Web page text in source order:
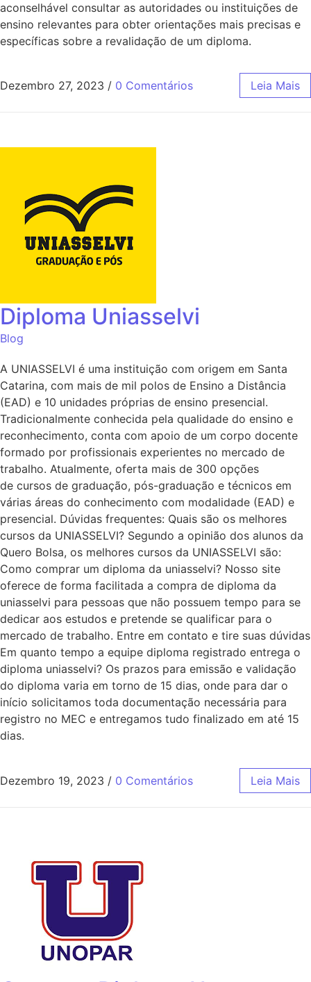
aconselhável consultar as autoridades ou instituições de
ensino relevantes para obter orientações mais precisas e
específicas sobre a revalidação de um diploma.
Dezembro 27, 2023 / 0 Comentários Leia Mais
Diploma Uniasselvi
Blog
A UNIASSELVI é uma instituição com origem em Santa
Catarina, com mais de mil polos de Ensino a Distância
(EAD) e 10 unidades próprias de ensino presencial.
Tradicionalmente conhecida pela qualidade do ensino e
reconhecimento, conta com apoio de um corpo docente
formado por profissionais experientes no mercado de
trabalho. Atualmente, oferta mais de 300 opções
de cursos de graduação, pós-graduação e técnicos em
várias áreas do conhecimento com modalidade (EAD) e
presencial. Dúvidas frequentes: Quais são os melhores
cursos da UNIASSELVI? Segundo a opinião dos alunos da
Quero Bolsa, os melhores cursos da UNIASSELVI são:
Como comprar um diploma da uniasselvi? Nosso site
oferece de forma facilitada a compra de diploma da
uniasselvi para pessoas que não possuem tempo para se
dedicar aos estudos e pretende se qualificar para o
mercado de trabalho. Entre em contato e tire suas dúvidas
Em quanto tempo a equipe diploma registrado entrega o
diploma uniasselvi? Os prazos para emissão e validação
do diploma varia em torno de 15 dias, onde para dar o
início solicitamos toda documentação necessária para
registro no MEC e entregamos tudo finalizado em até 15
dias.
Dezembro 19, 2023 / 0 Comentários Leia Mais